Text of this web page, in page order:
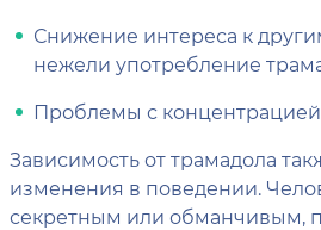
Снижение интереса к
нежели употребление
Проблемы с
Зависимость от трамадола
изменения в поведении.
секретным или обманчивым,